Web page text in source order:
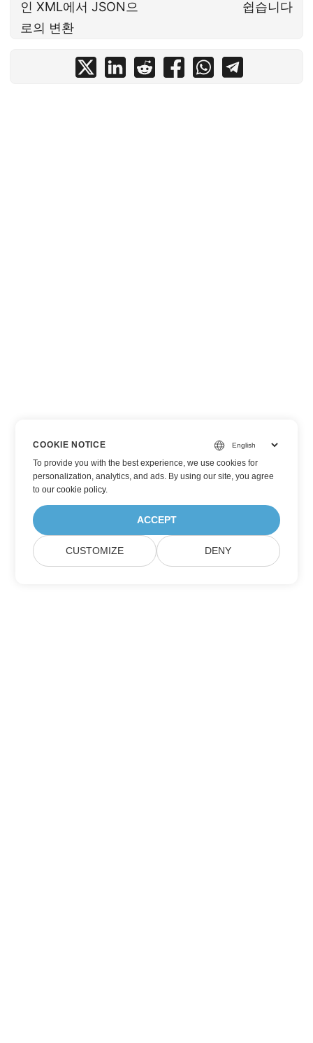
인 XML에서 JSON으
로의 변환
쉽습니다
COOKIE NOTICE
To provide you with the best experience, we use cookies for
personalization, analytics, and ads. By using our site, you agree
toour cookie policy.
ACCEPT
CUSTOMIZE DENY